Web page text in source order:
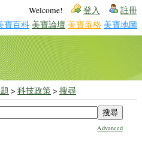
Welcome! 登入 註冊
寶百科 美寶論壇 美寶落格 美寶地圖
> 科技政策> 搜尋
Advanced